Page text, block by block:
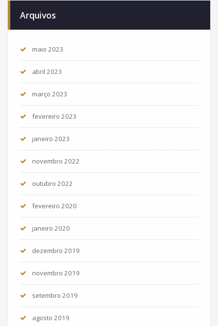
Arquivos
maio 2023
abril 2023
março 2023
fevereiro 2023
janeiro 2023
novembro 2022
outubro 2022
fevereiro 2020
janeiro 2020
dezembro 2019
novembro 2019
setembro 2019
agosto 2019